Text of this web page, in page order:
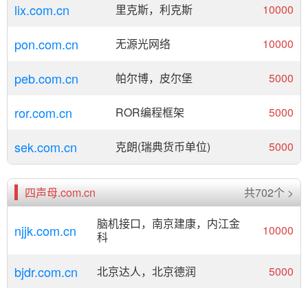
lix.com.cn 里克斯，利克斯 10000
pon.com.cn 无源光网络 10000
peb.com.cn 帕尔博，皮尔堡 5000
ror.com.cn ROR编程框架 5000
sek.com.cn 克朗(瑞典货币单位) 5000
四声母.com.cn 共702个 >
njjk.com.cn
脑机接口，南京建康，内江金
科
10000
bjdr.com.cn 北京达人，北京德润 5000